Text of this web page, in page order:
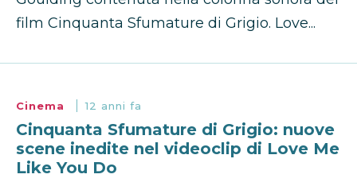
film Cinquanta Sfumature di Grigio. Love...
Cinema 12 anni fa
Cinquanta Sfumature di Grigio: nuove
scene inedite nel videoclip di Love Me
Like You Do